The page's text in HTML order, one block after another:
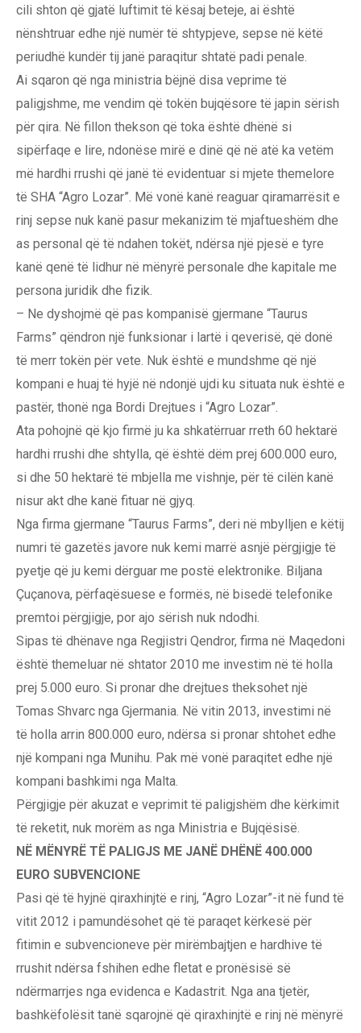
cili shton që gjatë luftimit të kësaj beteje, ai është
nënshtruar edhe një numër të shtypjeve, sepse në këtë
periudhë kundër tij janë paraqitur shtatë padi penale.
Ai sqaron që nga ministria bëjnë disa veprime të
paligjshme, me vendim që tokën bujqësore të japin sërish
për qira. Në fillon thekson që toka është dhënë si
sipërfaqe e lire, ndonëse mirë e dinë që në atë ka vetëm
më hardhi rrushi që janë të evidentuar si mjete themelore
të SHA “Agro Lozar”. Më vonë kanë reaguar qiramarrësit e
rinj sepse nuk kanë pasur mekanizim të mjaftueshëm dhe
as personal që të ndahen tokët, ndërsa një pjesë e tyre
kanë qenë të lidhur në mënyrë personale dhe kapitale me
persona juridik dhe fizik.
– Ne dyshojmë që pas kompanisë gjermane “Taurus
Farms” qëndron një funksionar i lartë i qeverisë, që donë
të merr tokën për vete. Nuk është e mundshme që një
kompani e huaj të hyjë në ndonjë ujdi ku situata nuk është e
pastër, thonë nga Bordi Drejtues i “Agro Lozar”.
Ata pohojnë që kjo firmë ju ka shkatërruar rreth 60 hektarë
hardhi rrushi dhe shtylla, që është dëm prej 600.000 euro,
si dhe 50 hektarë të mbjella me vishnje, për të cilën kanë
nisur akt dhe kanë fituar në gjyq.
Nga firma gjermane “Taurus Farms”, deri në mbylljen e këtij
numri të gazetës javore nuk kemi marrë asnjë përgjigje të
pyetje që ju kemi dërguar me postë elektronike. Biljana
Çuçanova, përfaqësuese e formës, në bisedë telefonike
premtoi përgjigje, por ajo sërish nuk ndodhi.
Sipas të dhënave nga Regjistri Qendror, firma në Maqedoni
është themeluar në shtator 2010 me investim në të holla
prej 5.000 euro. Si pronar dhe drejtues theksohet një
Tomas Shvarc nga Gjermania. Në vitin 2013, investimi në
të holla arrin 800.000 euro, ndërsa si pronar shtohet edhe
një kompani nga Munihu. Pak më vonë paraqitet edhe një
kompani bashkimi nga Malta.
Përgjigje për akuzat e veprimit të paligjshëm dhe kërkimit
të reketit, nuk morëm as nga Ministria e Bujqësisë.
NË MËNYRË TË PALIGJS ME JANË DHËNË 400.000
EURO SUBVENCIONE
Pasi që të hyjnë qiraxhinjtë e rinj, “Agro Lozar”-it në fund të
vitit 2012 i pamundësohet që të paraqet kërkesë për
fitimin e subvencioneve për mirëmbajtjen e hardhive të
rrushit ndërsa fshihen edhe fletat e pronësisë së
ndërmarrjes nga evidenca e Kadastrit. Nga ana tjetër,
bashkëfolësit tanë sqarojnë që qiraxhinjtë e rinj në mënyrë